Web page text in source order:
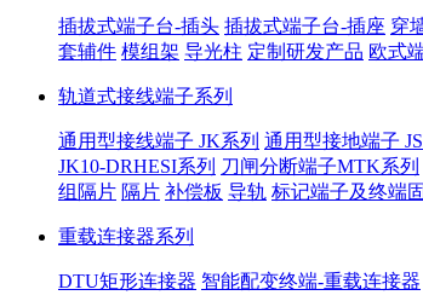
插拔式端子台-插头 插拔式端子台-插座 穿
套辅件 模组架 导光柱 定制研发产品 欧式
轨道式接线端子系列
通用型接线端子 JK系列 通用型接地端子
JK10-DRHESI系列 刀闸分断端子MTK系列
组隔片 隔片 补偿板 导轨 标记端子及终端
重载连接器系列
DTU矩形连接器 智能配变终端-重载连接器